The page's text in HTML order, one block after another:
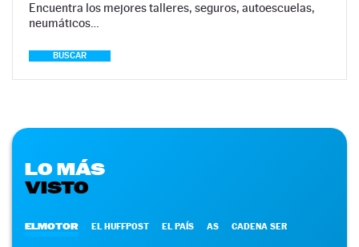
Encuentra los mejores talleres, seguros, autoescuelas,
neumáticos…
BUSCAR
LO MÁS
VISTO
ELMOTOR EL HUFFPOST EL PAÍS AS CADENA SER